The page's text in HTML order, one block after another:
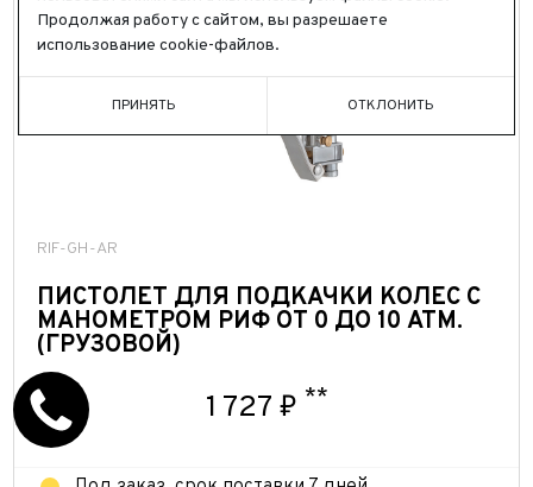
RIF-GH-AR
ПИСТОЛЕТ ДЛЯ ПОДКАЧКИ КОЛЕС С
МАНОМЕТРОМ РИФ ОТ 0 ДО 10 АТМ.
(ГРУЗОВОЙ)
1 727 ₽ **
Продолжая работу с сайтом, вы разрешаете
использование cookie-файлов.
ПРИНЯТЬ ОТКЛОНИТЬ